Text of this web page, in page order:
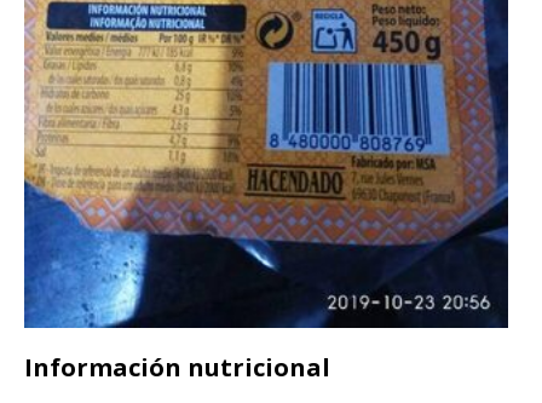
Información nutricional